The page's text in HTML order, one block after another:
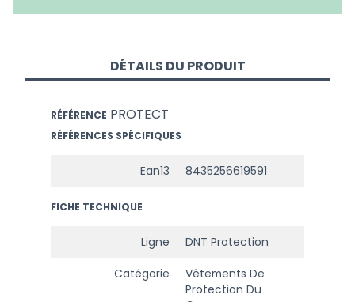
DÉTAILS DU PRODUIT
RÉFÉRENCE PROTECT
RÉFÉRENCES SPÉCIFIQUES
Ean13 8435256619591
FICHE TECHNIQUE
Ligne DNT Protection
Catégorie
Vêtements De
Protection Du